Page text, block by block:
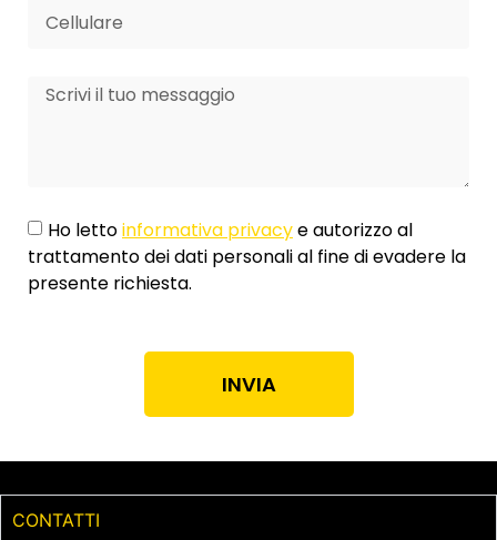
Ho lettoinformativa privacye autorizzo al
trattamento dei dati personali al fine di evadere la
presente richiesta.
INVIA
CONTATTI